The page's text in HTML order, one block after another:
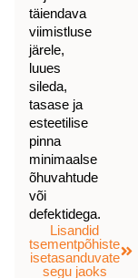
täiendava
viimistluse
järele,
luues
sileda,
tasase ja
esteetilise
pinna
minimaalse
õhuvahtude
või
defektidega.
Lisandid
tsementpõhiste
isetasanduvate
segu jaoks